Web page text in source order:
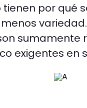
tienen por qué
exigentes en